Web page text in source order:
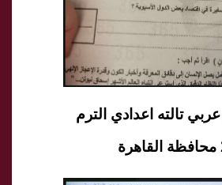
تالته اعدادي الترم